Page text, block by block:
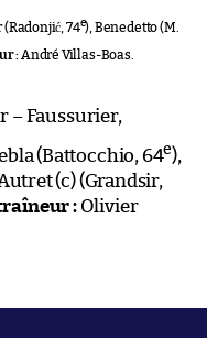
(Radonjić, 74e), Benedetto (M.
: André Villas-Boas.
– Faussurier,
(Battocchio, 64e),
(c) (Grandsir,
:Olivier